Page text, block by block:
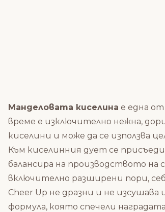
Манделовата киселина е една
време е изключително нежна,
киселини и може да се използва
Към киселинния дует се
балансира на производството на
включително разширени пори,
Cheer Up не дразни и не
формула, която спечели